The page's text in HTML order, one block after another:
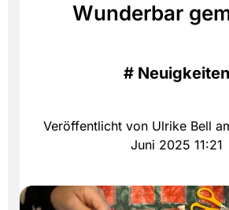
Wunderbar
# Neuigkeiten
Veröffentlicht von Ulrike Bell
Juni 2025 11:21